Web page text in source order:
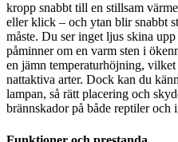
kropp snabbt till en stillsam
eller klick – och ytan blir snabbt
måste. Du ser inget ljus skina
påminner om en varm sten i
en jämn temperaturhöjning,
nattaktiva arter. Dock kan du
lampan, så rätt placering och
brännskador på både reptiler och